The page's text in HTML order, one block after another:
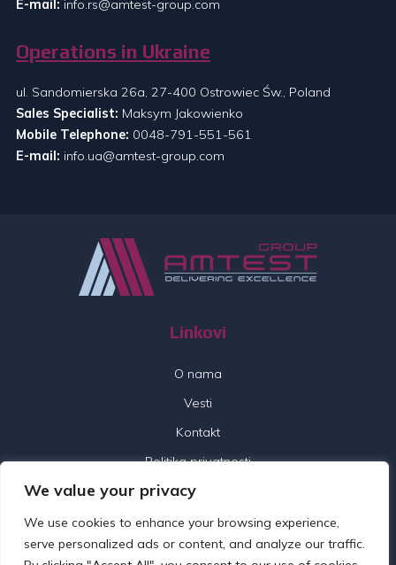
We value your privacy
We use cookies to enhance your browsing experience,
serve personalized ads or content, and analyze our traffic.
E-mail: info.rs@amtest-group.com
Operations in Ukraine
ul. Sandomierska 26a, 27-400 Ostrowiec Św., Poland
Sales Specialist: Maksym Jakowienko
Mobile Telephone: 0048-791-551-561
E-mail: info.ua@amtest-group.com
Linkovi
O nama
Vesti
Kontakt
Politika privatnosti